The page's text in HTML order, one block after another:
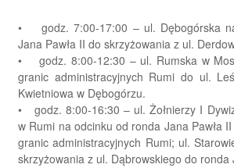
• godz. 7:00-17:00 – ul. Dębogórska
Jana Pawła II do skrzyżowania z ul.
• godz. 8:00-12:30 – ul. Rumska w
granic administracyjnych Rumi do ul.
Kwietniowa w Dębogórzu.
• godz. 8:00-16:30 – ul. Żołnierzy I
w Rumi na odcinku od ronda Jana Pawła
granic administracyjnych Rumi; ul.
skrzyżowania z ul. Dąbrowskiego do ronda